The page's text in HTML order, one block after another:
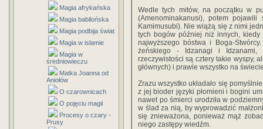
Magia afrykańska
Magia babilońska
Magia podbija świat
Magia w islamie
Magia w
średniowieczu
Matka Joanna od
Aniołów
O czarownicach
O pojęciu magii
Procesy o czary -
Prusy
Wedle tych mitów, na początku w
(Amenominakanusi), potem
Kamimusubi). Nie wiążą się z nimi
tych bogów później niż innych,
najwyższego bóstwa i Boga-
żeńskiego - Idzanagi i Idzanami,
rzeczywistości są cztery takie wyspy,
głównych) i prawie wszystko na
Zrazu wszystko układało się
z jej bioder języki płomieni i bogini
nawet po śmierci urodziła w
w ślad za nią, by wyprowadzić
się znieważona, ponieważ mąż
niego zastępy wiedźm.